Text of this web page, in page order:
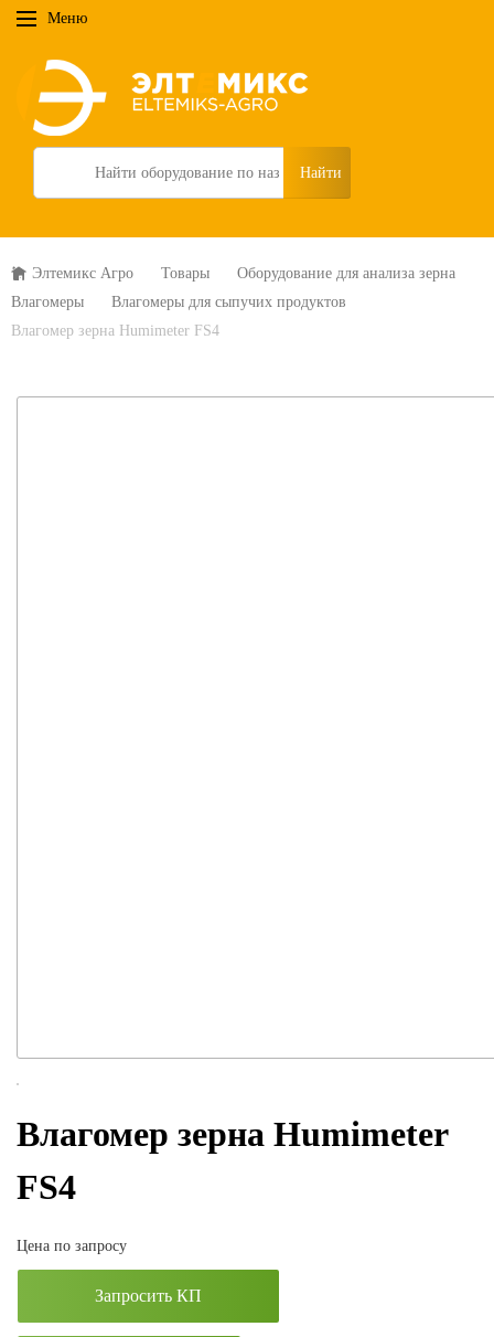
Меню
Search
Элтемикс Агро Товары
Оборудование для анализа зерна
Влагомеры
Влагомеры для сыпучих продуктов
Влагомер зерна Humimeter FS4
Влагомер зерна Humimeter
FS4
Цена по запросу
Запросить КП